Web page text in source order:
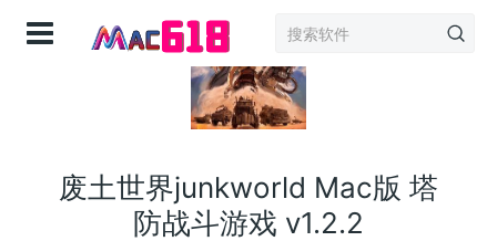
废土世界junkworld Mac版 塔
防战斗游戏 v1.2.2